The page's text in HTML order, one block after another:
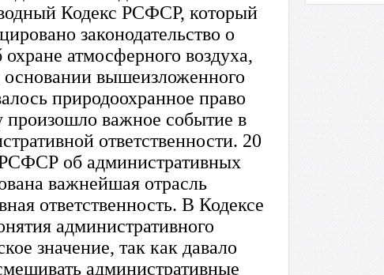
Кодекс РСФСР, который
законодательство о
атмосферного воздуха,
вышеизложенного
природоохранное право
произошло важное событие в
ответственности. 20
об административных
важнейшая отрасль
ответственность. В Кодексе
административного
значение, так как давало
административные